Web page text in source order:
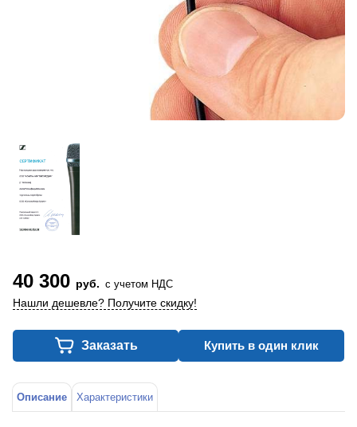
40 300 руб. с учетом НДС
Нашли дешевле? Получите скидку!
Заказать Купить в один клик
Описание Характеристики